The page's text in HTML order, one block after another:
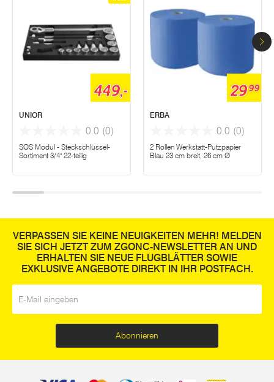
449,-
UNIOR
0.0 (0)
SOS Modul - Steckschlüssel-
Sortiment 3/4" 22-teilig
2999
ERBA
0.0 (0)
2 Rollen Werkstatt-Putzpapier
Blau 23 cm breit, 26 cm Ø
VERPASSEN SIE KEINE NEUIGKEITEN MEHR! MELDEN
SIE SICH JETZT ZUM ZGONC-NEWSLETTER AN UND
ERHALTEN SIE NEUE FLUGBLÄTTER SOWIE
EXKLUSIVE ANGEBOTE DIREKT IN IHR POSTFACH.
Abonnieren